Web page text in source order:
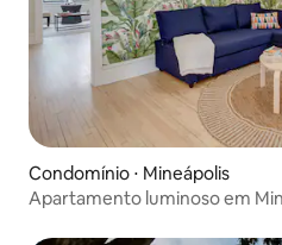
Condomínio ⋅ Mineápolis
Apartamento luminoso em